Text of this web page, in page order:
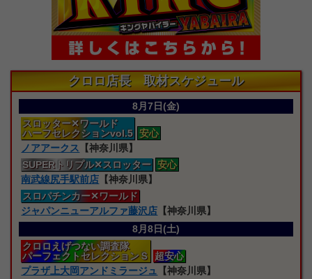
クロロ店長 取材スケジュール
8月7日(金)
スロッター✕ワールド
ハーフセレクションvol.5 安心
ノアアークス
【神奈川県】
SUPERトリプル✕スロッター 安心
南武線尻手駅前店 【神奈川県】
スロパチンカー✕ワールド
ジャパンニューアルファ藤沢店 【神奈川県】
8月8日(土)
クロロえげつない調査隊
パーフェクトセレクションＳ
超安心
プラザ上大岡アンドミラージュ
【神奈川県】